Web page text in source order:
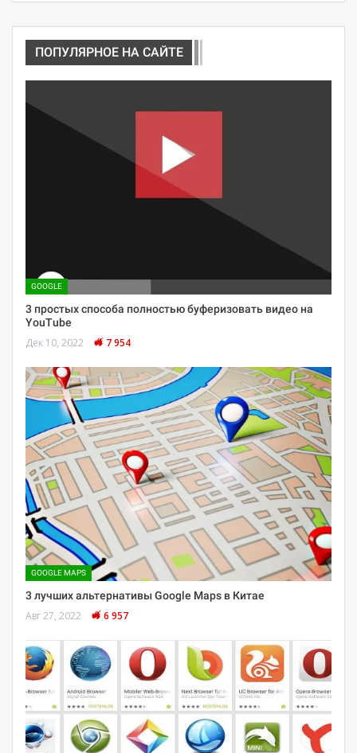
ПОПУЛЯРНОЕ НА САЙТЕ
GOOGLE
3 простых способа полностью буферизовать видео на
YouTube
Дек 10, 2022 7 954
GOOGLE MAPS
3 лучших альтернативы Google Maps в Китае
Авг 27, 2022 6 957